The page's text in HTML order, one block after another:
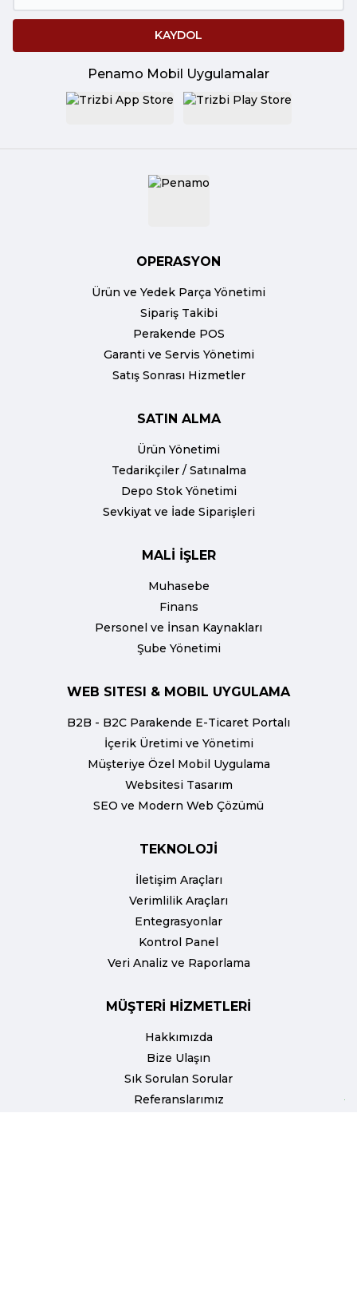
KAYDOL
Penamo Mobil Uygulamalar
OPERASYON
Ürün ve Yedek Parça Yönetimi
Sipariş Takibi
Perakende POS
Garanti ve Servis Yönetimi
Satış Sonrası Hizmetler
SATIN ALMA
Ürün Yönetimi
Tedarikçiler / Satınalma
Depo Stok Yönetimi
Sevkiyat ve İade Siparişleri
MALİ İŞLER
Muhasebe
Finans
Personel ve İnsan Kaynakları
Şube Yönetimi
WEB SITESI & MOBIL UYGULAMA
B2B - B2C Parakende E-Ticaret Portalı
İçerik Üretimi ve Yönetimi
Müşteriye Özel Mobil Uygulama
Websitesi Tasarım
SEO ve Modern Web Çözümü
TEKNOLOJİ
İletişim Araçları
Verimlilik Araçları
Entegrasyonlar
Kontrol Panel
Veri Analiz ve Raporlama
MÜŞTERİ HİZMETLERİ
Hakkımızda
Bize Ulaşın
Sık Sorulan Sorular
Referanslarımız